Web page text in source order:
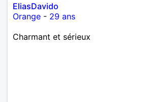
EliasDavido
Orange - 29 ans
Charmant et sérieux